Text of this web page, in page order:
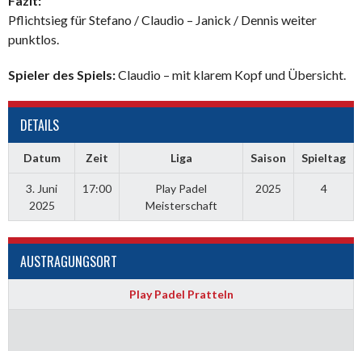
Pflichtsieg für Stefano / Claudio – Janick / Dennis weiter
punktlos.
Spieler des Spiels:Claudio – mit klarem Kopf und Übersicht.
DETAILS
Datum Zeit Liga Saison Spieltag
3. Juni
2025
17:00
Play Padel
Meisterschaft
2025 4
AUSTRAGUNGSORT
Play Padel Pratteln